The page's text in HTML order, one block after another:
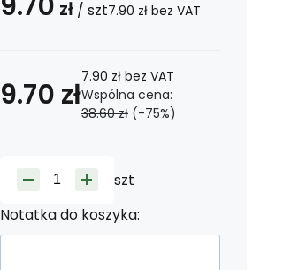
zł / szt7.90 zł bez VAT
9.70 zł7.90 zł bez VAT
Wspólna cena:
38.60 zł (-75%)
szt
Notatka do koszyka: